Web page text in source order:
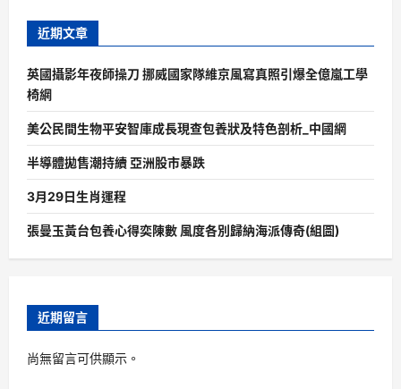
近期文章
英國攝影年夜師操刀 挪威國家隊維京風寫真照引爆全億嵐工學
椅網
美公民間生物平安智庫成長現查包養狀及特色剖析_中國網
半導體拋售潮持續 亞洲股市暴跌
3月29日生肖運程
張曼玉黃台包養心得奕陳數 風度各別歸納海派傳奇(組圖)
近期留言
尚無留言可供顯示。